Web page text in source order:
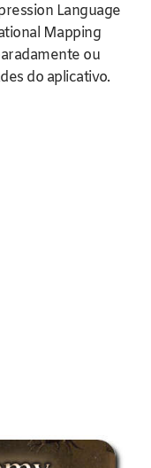
Language
Mapping
ou
do aplicativo.